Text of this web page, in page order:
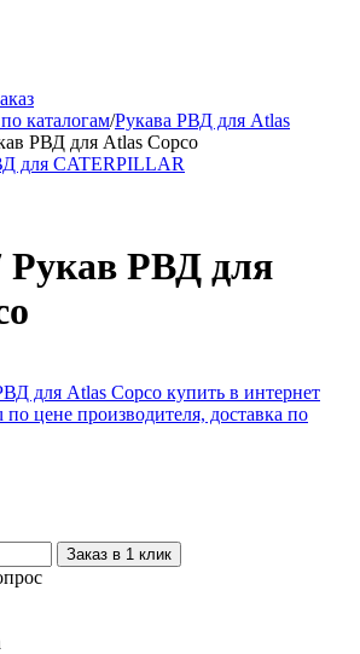
каталогам/Рукава РВД для Atlas
РВД для Atlas Copco
Рукав РВД для
Заказ в 1 клик